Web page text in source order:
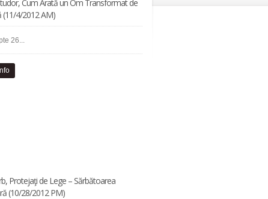
Cum Arată un Om Transformat de
(11/4/2012 AM)
26...
Protejaţi de Lege – Sărbătoarea
(10/28/2012 PM)